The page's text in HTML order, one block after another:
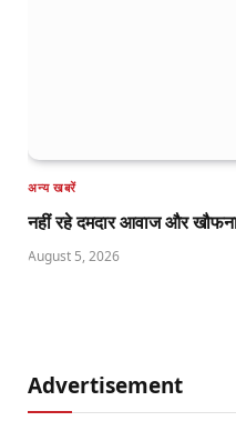
अन्य खबरें
नहीं रहे दमदार आवाज और
August 5, 2026
Advertisement